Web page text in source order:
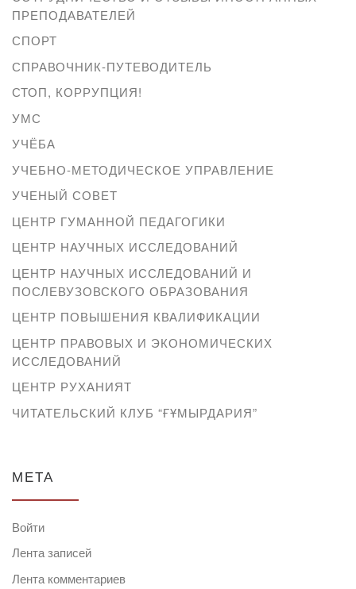
ПРЕПОДАВАТЕЛЕЙ
СПОРТ
СПРАВОЧНИК-ПУТЕВОДИТЕЛЬ
СТОП, КОРРУПЦИЯ!
УМС
УЧЁБА
УЧЕБНО-МЕТОДИЧЕСКОЕ УПРАВЛЕНИЕ
УЧЕНЫЙ СОВЕТ
ЦЕНТР ГУМАННОЙ ПЕДАГОГИКИ
ЦЕНТР НАУЧНЫХ ИССЛЕДОВАНИЙ
ЦЕНТР НАУЧНЫХ ИССЛЕДОВАНИЙ И
ПОСЛЕВУЗОВСКОГО ОБРАЗОВАНИЯ
ЦЕНТР ПОВЫШЕНИЯ КВАЛИФИКАЦИИ
ЦЕНТР ПРАВОВЫХ И ЭКОНОМИЧЕСКИХ
ИССЛЕДОВАНИЙ
ЦЕНТР РУХАНИЯТ
ЧИТАТЕЛЬСКИЙ КЛУБ “ҒҰМЫРДАРИЯ”
МЕТА
Войти
Лента записей
Лента комментариев